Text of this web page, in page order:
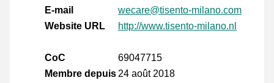
E-mail
wecare@tisento-milano.com
Website URL
http://www.tisento-milano.nl
CoC
69047715
Membre depuis 24 août 2018